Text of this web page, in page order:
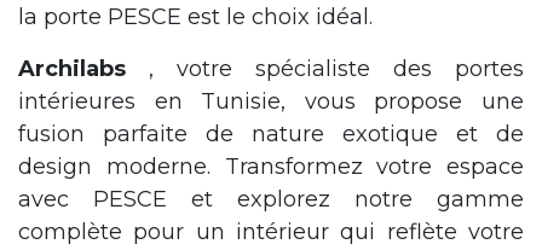
la porte PESCE est le choix idéal.
Archilabs
, votre spécialiste des portes
intérieures en Tunisie, vous propose une
fusion parfaite de nature exotique et de
design moderne. Transformez votre espace
avec PESCE et explorez notre gamme
complète pour un intérieur qui reflète votre